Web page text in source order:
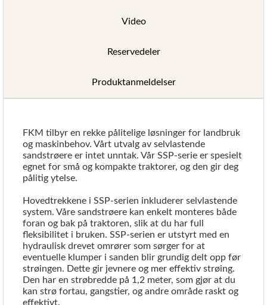
Video
Reservedeler
Produktanmeldelser
FKM tilbyr en rekke pålitelige løsninger for landbruk
og maskinbehov. Vårt utvalg av selvlastende
sandstrøere er intet unntak. Vår SSP-serie er spesielt
egnet for små og kompakte traktorer, og den gir deg
pålitig ytelse.
Hovedtrekkene i SSP-serien inkluderer selvlastende
system. Våre sandstrøere kan enkelt monteres både
foran og bak på traktoren, slik at du har full
fleksibilitet i bruken. SSP-serien er utstyrt med en
hydraulisk drevet omrører som sørger for at
eventuelle klumper i sanden blir grundig delt opp før
strøingen. Dette gir jevnere og mer effektiv strøing.
Den har en strøbredde på 1,2 meter, som gjør at du
kan strø fortau, gangstier, og andre område raskt og
effektivt.